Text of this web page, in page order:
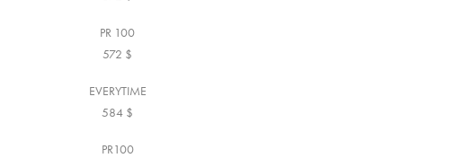
PR 100
572 $
EVERYTIME
584 $
PR100